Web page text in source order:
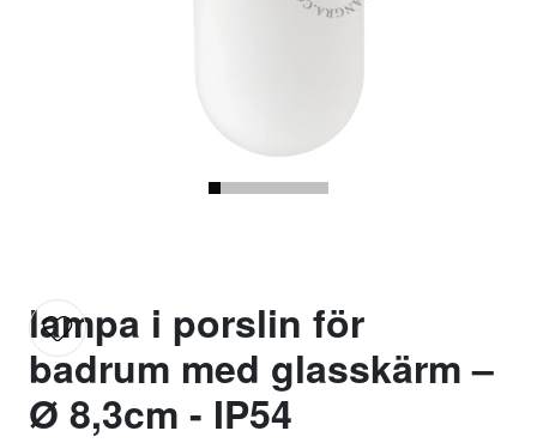
lampa i porslin för
badrum med glasskärm –
Ø 8,3cm - IP54